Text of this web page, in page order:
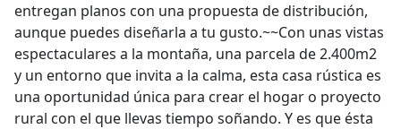
entregan planos con una propuesta de distribución,
aunque puedes diseñarla a tu gusto.~~Con unas vistas
espectaculares a la montaña, una parcela de 2.400m2
y un entorno que invita a la calma, esta casa rústica es
una oportunidad única para crear el hogar o proyecto
rural con el que llevas tiempo soñando. Y es que ésta